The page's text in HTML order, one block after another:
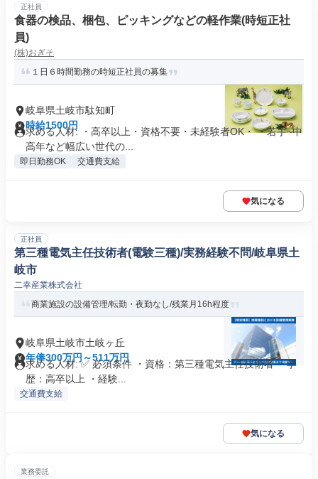
正社員
食器の検品、梱包、ピッキングなどの軽作業(時短正社
員)
(株)おぎそ
１日６時間勤務の時短正社員の募集
岐阜県土岐市駄知町
時給1500円
求める人材: ・高卒以上・資格不要・未経験者OK・ ・若手~中
高年など幅広い世代の...
即日勤務OK 交通費支給
気になる
正社員
第三種電気主任技術者(電験三種)/実務経験不問/岐阜県土
岐市
二幸産業株式会社
商業施設の設備管理/転勤・夜勤なし/残業月16h程度
岐阜県土岐市土岐ヶ丘
年俸300万円～511万円
求める人材: ✅ 必須条件 ・資格：第三種電気主任技術者 ・学
歴：高卒以上 ・経験...
交通費支給
気になる
業務委託